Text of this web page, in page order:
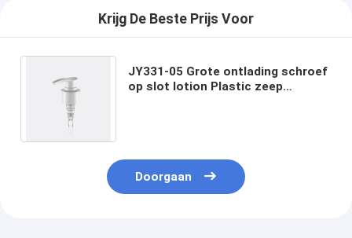
Krijg De Beste Prijs Voor
JY331-05 Grote ontlading schroef
op slot lotion Plastic zeep
Doorgaan